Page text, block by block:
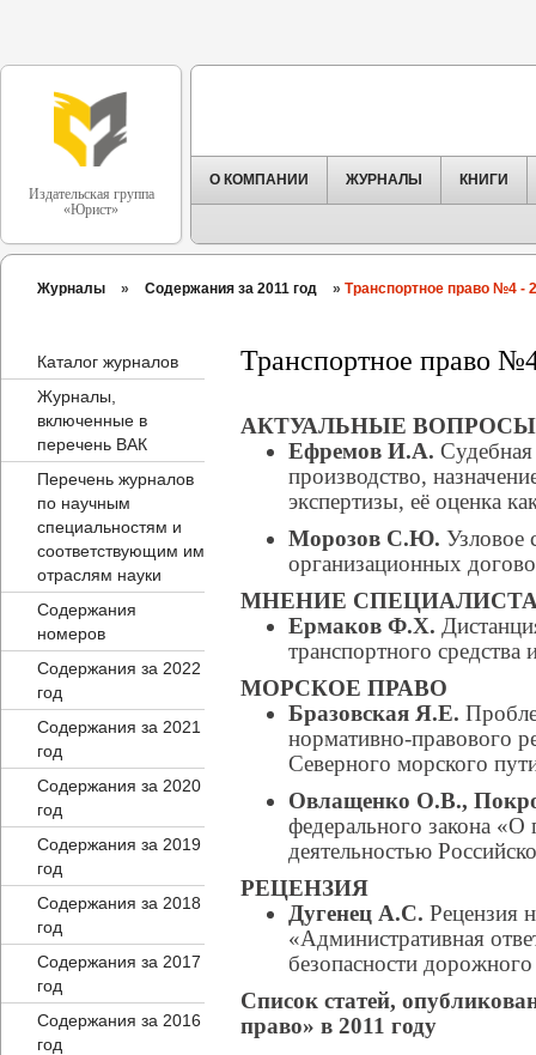
Издательская группа
«Юрист»
О КОМПАНИИ ЖУРНАЛЫ КНИГИ
Журналы » Содержания за 2011 год » Транспортное право №4 -
Каталог журналов
Журналы,
включенные в
перечень ВАК
Перечень журналов
по научным
специальностям и
соответствующим им
отраслям науки
Содержания
номеров
Содержания за 2022
год
Содержания за 2021
год
Содержания за 2020
год
Содержания за 2019
год
Содержания за 2018
год
Содержания за 2017
год
Содержания за 2016
год
Транспортное право
АКТУАЛЬНЫЕ
Ефремов И.А. Судебная
производство,
экспертизы, её оценка
Морозов С.Ю. Узловое
организационных
МНЕНИЕ
Ермаков Ф.Х.
транспортного средства
МОРСКОЕ ПРАВО
Бразовская Я.Е.
нормативно-правового
Северного морского
Овлащенко О.В.,
федерального закона «О
деятельностью
РЕЦЕНЗИЯ
Дугенец А.С. Рецензия
«Административная
безопасности
Список статей,
право» в 2011 году